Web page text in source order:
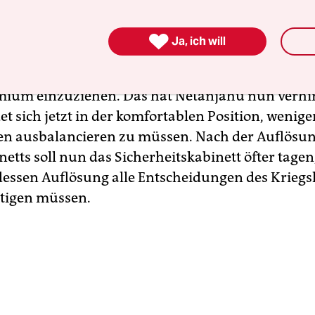
mag sich mit dem Schritt ein bisschen Luft
von rechts drängten nach Gantz’ und
einzuziehen. Das hat Netanjahu nun
sich jetzt in der komfortablen Position,
ausbalancieren zu müssen. Nach der
soll nun das Sicherheitskabinett öfter
Auflösung alle Entscheidungen des
müssen.
 Ja, ich will